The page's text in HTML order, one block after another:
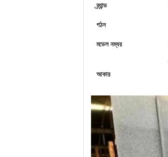
ব্র্যান্ড
গঠন
মডেল নম্বর
আকার